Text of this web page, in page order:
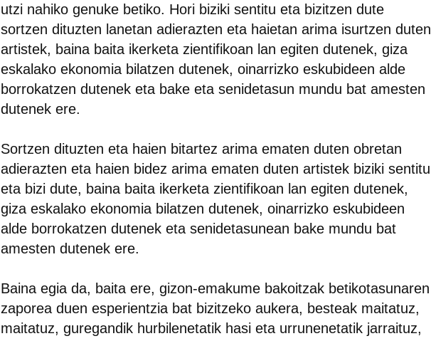
utzi nahiko genuke betiko. Hori biziki sentitu eta bizitzen dute
sortzen dituzten lanetan adierazten eta haietan arima isurtzen duten
artistek, baina baita ikerketa zientifikoan lan egiten dutenek, giza
eskalako ekonomia bilatzen dutenek, oinarrizko eskubideen alde
borrokatzen dutenek eta bake eta senidetasun mundu bat amesten
dutenek ere.
Sortzen dituzten eta haien bitartez arima ematen duten obretan
adierazten eta haien bidez arima ematen duten artistek biziki sentitu
eta bizi dute, baina baita ikerketa zientifikoan lan egiten dutenek,
giza eskalako ekonomia bilatzen dutenek, oinarrizko eskubideen
alde borrokatzen dutenek eta senidetasunean bake mundu bat
amesten dutenek ere.
Baina egia da, baita ere, gizon-emakume bakoitzak betikotasunaren
zaporea duen esperientzia bat bizitzeko aukera, besteak maitatuz,
maitatuz, guregandik hurbilenetatik hasi eta urrunenetatik jarraituz,